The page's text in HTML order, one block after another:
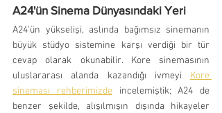
A24'ün Sinema Dünyasındaki Yeri
A24'ün yükselişi, aslında bağımsız sinemanın
büyük stüdyo sistemine karşı verdiği bir tür
cevap olarak okunabilir. Kore sinemasının
uluslararası alanda kazandığı ivmeyi Kore
sineması rehberimizde incelemiştik; A24 de
benzer şekilde, alışılmışın dışında hikayeler